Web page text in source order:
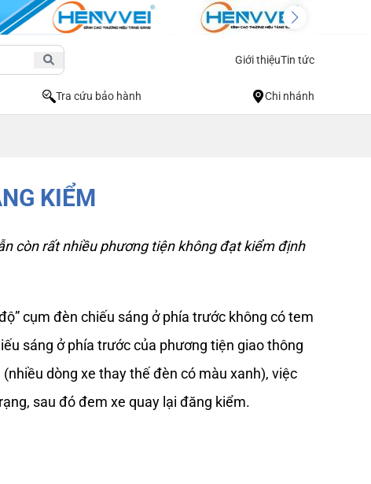
Giới thiệuTin tức
Tra cứu bảo hành Chi nhánh
KIỂM
còn rất nhiều phương tiện không đạt kiểm định
cụm đèn chiếu sáng ở phía trước không có tem
sáng ở phía trước của phương tiện giao thông
dòng xe thay thế đèn có màu xanh), việc
sau đó đem xe quay lại đăng kiểm.